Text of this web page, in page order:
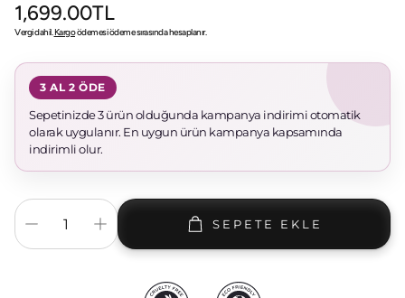
Normal
fiyat
1,699.00TL
Vergi dahil.Kargoödemesi ödeme sırasında hesaplanır.
3 AL 2 ÖDE
Sepetinizde 3 ürün olduğunda kampanya indirimi otomatik
olarak uygulanır. En uygun ürün kampanya kapsamında
indirimli olur.
SEPETE EKLE